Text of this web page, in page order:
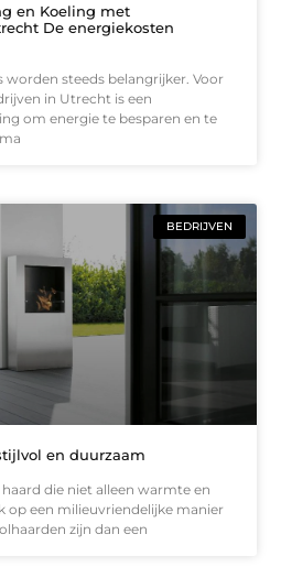
en Koeling met
De energiekosten
worden steeds belangrijker. Voor
in Utrecht is een
om energie te besparen en te
BEDRIJVEN
en duurzaam
die niet alleen warmte en
op een milieuvriendelijke manier
zijn dan een